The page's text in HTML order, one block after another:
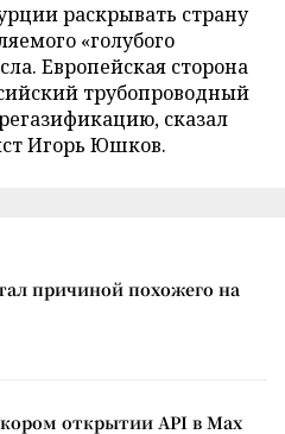
раскрывать страну
«голубого
Европейская сторона
трубопроводный
сказал
Игорь Юшков.
причиной похожего на
открытии API в Max